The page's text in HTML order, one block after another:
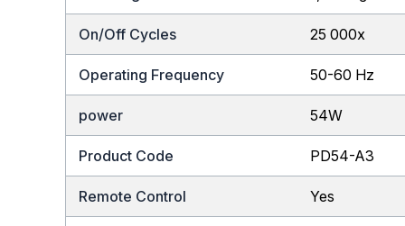
On/Off Cycles 25 000x
Operating Frequency 50-60 Hz
power 54W
Product Code PD54-A3
Remote Control Yes